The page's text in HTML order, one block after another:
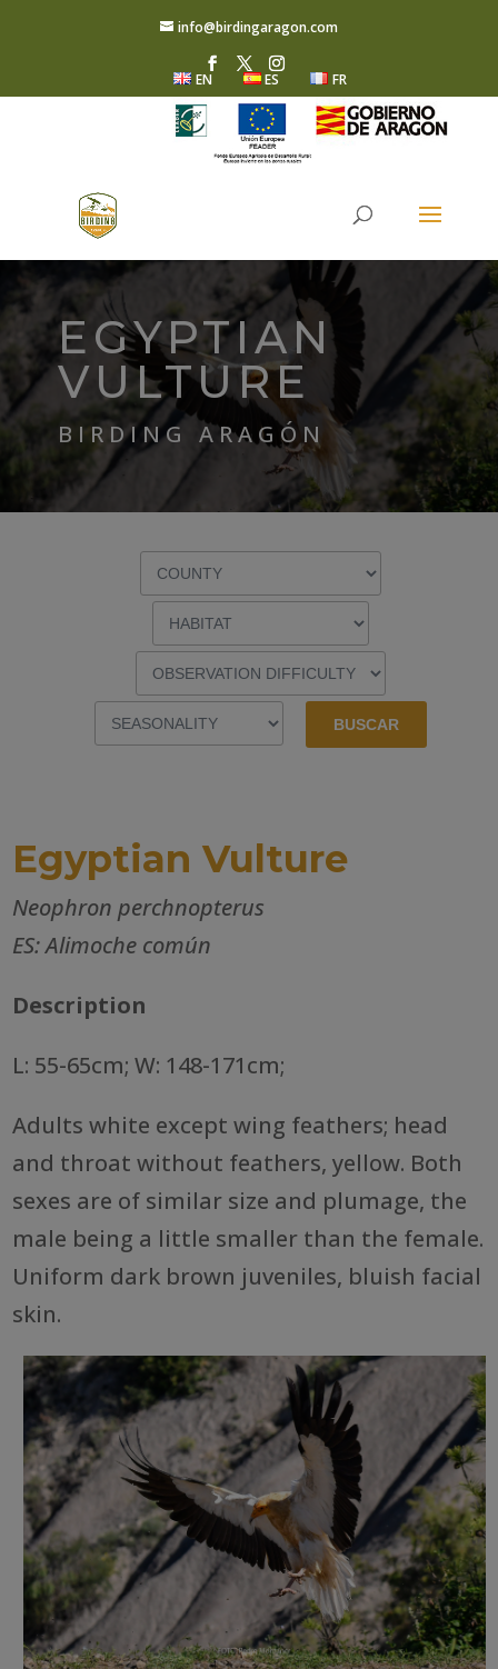
info@birdingaragon.com
EN ES FR
EGYPTIAN
VULTURE
BIRDING ARAGÓN
Egyptian Vulture
Neophron perchnopterus
ES: Alimoche común
Description
L: 55-65cm; W: 148-171cm;
Adults white except wing feathers; head
and throat without feathers, yellow. Both
sexes are of similar size and plumage, the
male being a little smaller than the female.
Uniform dark brown juveniles, bluish facial
skin.